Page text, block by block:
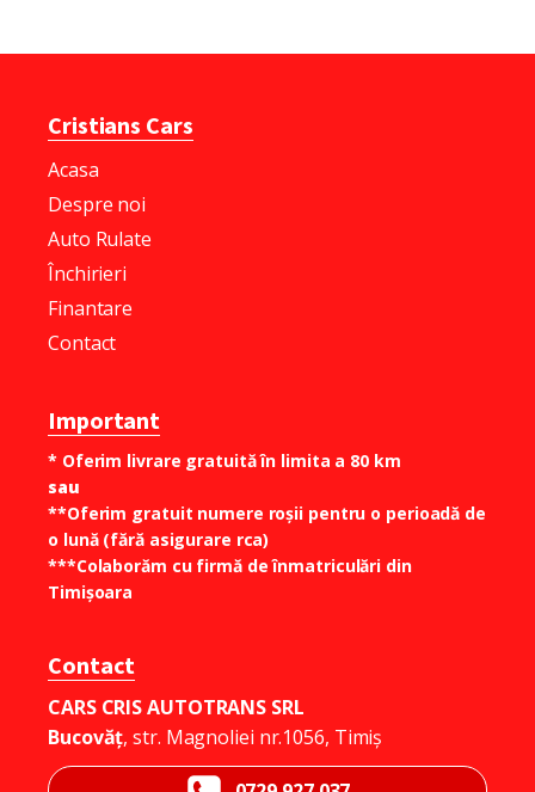
Cristians Cars
Acasa
Despre noi
Auto Rulate
Închirieri
Finantare
Contact
Important
* Oferim livrare gratuită în limita a 80 km
sau
**Oferim gratuit numere roșii pentru o perioadă de
o lună (fără asigurare rca)
***Colaborăm cu firmă de înmatriculări din
Timișoara
Contact
CARS CRIS AUTOTRANS SRL
Bucovăț, str. Magnoliei nr.1056, Timiș